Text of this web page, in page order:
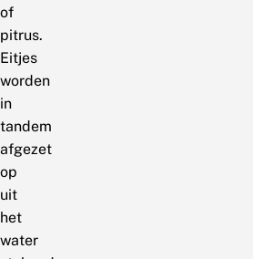
of
pitrus.
Eitjes
worden
in
tandem
afgezet
op
uit
het
water